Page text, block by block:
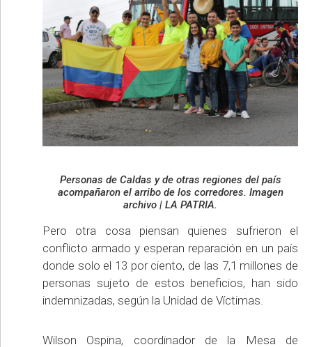
Personas de Caldas y de otras regiones del país
acompañaron el arribo de los corredores. Imagen
archivo | LA PATRIA.
Pero otra cosa piensan quienes sufrieron el
conflicto armado y esperan reparación en un país
donde solo el 13 por ciento, de las 7,1 millones de
personas sujeto de estos beneficios, han sido
indemnizadas, según la Unidad de Víctimas.
Wilson Ospina, coordinador de la Mesa de